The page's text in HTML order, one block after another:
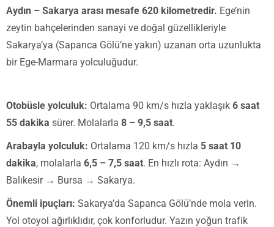
Aydın – Sakarya arası mesafe 620 kilometredir. Ege’nin
zeytin bahçelerinden sanayi ve doğal güzellikleriyle
Sakarya’ya (Sapanca Gölü’ne yakın) uzanan orta uzunlukta
bir Ege-Marmara yolculuğudur.
Otobüsle yolculuk: Ortalama 90 km/s hızla yaklaşık 6 saat
55 dakika sürer. Molalarla 8 – 9,5 saat.
Arabayla yolculuk: Ortalama 120 km/s hızla 5 saat 10
dakika, molalarla 6,5 – 7,5 saat. En hızlı rota: Aydın →
Balıkesir → Bursa → Sakarya.
Önemli ipuçları: Sakarya’da Sapanca Gölü’nde mola verin.
Yol otoyol ağırlıklıdır, çok konforludur. Yazın yoğun trafik